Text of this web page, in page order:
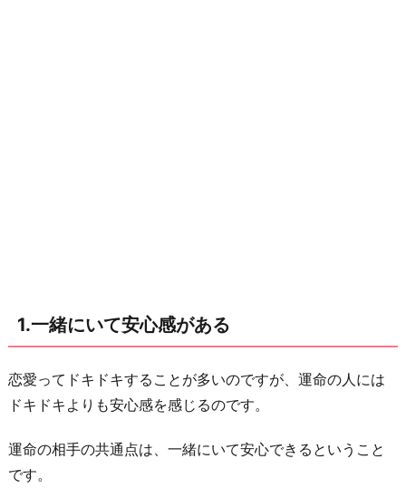
さ
ら
け
だ
る
3.
1.一緒にいて安心感がある
恋愛ってドキドキすることが多いのですが、運命の人には
ドキドキよりも安心感を感じるのです。
運命の相手の共通点は、一緒にいて安心できるということ
です。